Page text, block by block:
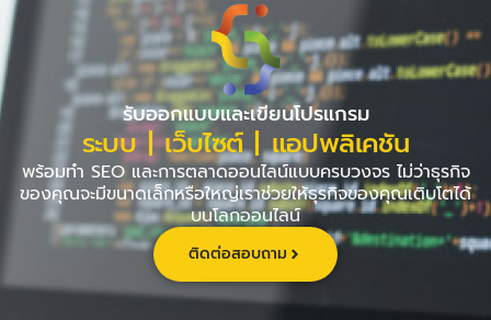
Skip
to
content
รับออกแบบและเขียนโปรแกรม
ระบบ | เว็บไซต์ | แอปพลิเคชัน
พร้อมทำ SEO และการตลาดออนไลน์แบบครบวงจร ไม่ว่าธุรกิจ
ของคุณจะมีขนาดเล็กหรือใหญ่เราช่วยให้ธุรกิจของคุณเติบโตได้
บนโลกออนไลน์
ติดต่อสอบถาม